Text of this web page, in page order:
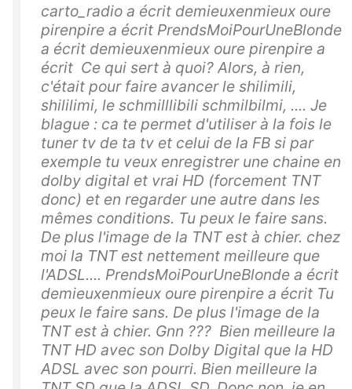
carto_radio a écrit demieuxenmieux oure
pirenpire a écrit PrendsMoiPourUneBlonde
a écrit demieuxenmieux oure pirenpire a
écrit Ce qui sert à quoi? Alors, à rien,
c'était pour faire avancer le shilimili,
shililimi, le schmilllibili schmilbilmi, .... Je
blague : ca te permet d'utiliser à la fois le
tuner tv de ta tv et celui de la FB si par
exemple tu veux enregistrer une chaine en
dolby digital et vrai HD (forcement TNT
donc) et en regarder une autre dans les
mêmes conditions. Tu peux le faire sans.
De plus l'image de la TNT est à chier. chez
moi la TNT est nettement meilleure que
l'ADSL.... PrendsMoiPourUneBlonde a écrit
demieuxenmieux oure pirenpire a écrit Tu
peux le faire sans. De plus l'image de la
TNT est à chier. Gnn ??? Bien meilleure la
TNT HD avec son Dolby Digital que la HD
ADSL avec son pourri. Bien meilleure la